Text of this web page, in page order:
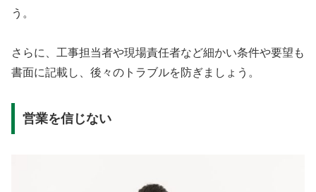
う。
さらに、工事担当者や現場責任者など細かい条件や要望も
書面に記載し、後々のトラブルを防ぎましょう。
営業を信じない